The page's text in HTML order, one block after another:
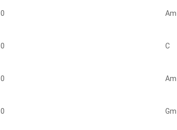
0 Am
0 C
0 Am
0 Gm